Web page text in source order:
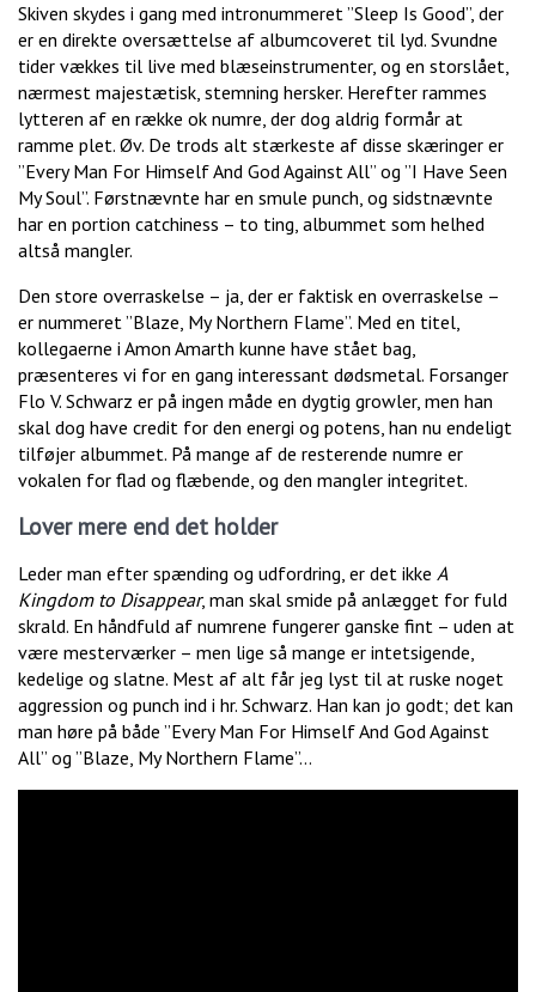
Skiven skydes i gang med intronummeret ”Sleep Is Good”, der
er en direkte oversættelse af albumcoveret til lyd. Svundne
tider vækkes til live med blæseinstrumenter, og en storslået,
nærmest majestætisk, stemning hersker. Herefter rammes
lytteren af en række ok numre, der dog aldrig formår at
ramme plet. Øv. De trods alt stærkeste af disse skæringer er
”Every Man For Himself And God Against All” og ”I Have Seen
My Soul”. Førstnævnte har en smule punch, og sidstnævnte
har en portion catchiness – to ting, albummet som helhed
altså mangler.
Den store overraskelse – ja, der er faktisk en overraskelse –
er nummeret ”Blaze, My Northern Flame”. Med en titel,
kollegaerne i Amon Amarth kunne have stået bag,
præsenteres vi for en gang interessant dødsmetal. Forsanger
Flo V. Schwarz er på ingen måde en dygtig growler, men han
skal dog have credit for den energi og potens, han nu endeligt
tilføjer albummet. På mange af de resterende numre er
vokalen for flad og flæbende, og den mangler integritet.
Lover mere end det holder
Leder man efter spænding og udfordring, er det ikke A
Kingdom to Disappear, man skal smide på anlægget for fuld
skrald. En håndfuld af numrene fungerer ganske fint – uden at
være mesterværker – men lige så mange er intetsigende,
kedelige og slatne. Mest af alt får jeg lyst til at ruske noget
aggression og punch ind i hr. Schwarz. Han kan jo godt; det kan
man høre på både ”Every Man For Himself And God Against
All” og ”Blaze, My Northern Flame”…